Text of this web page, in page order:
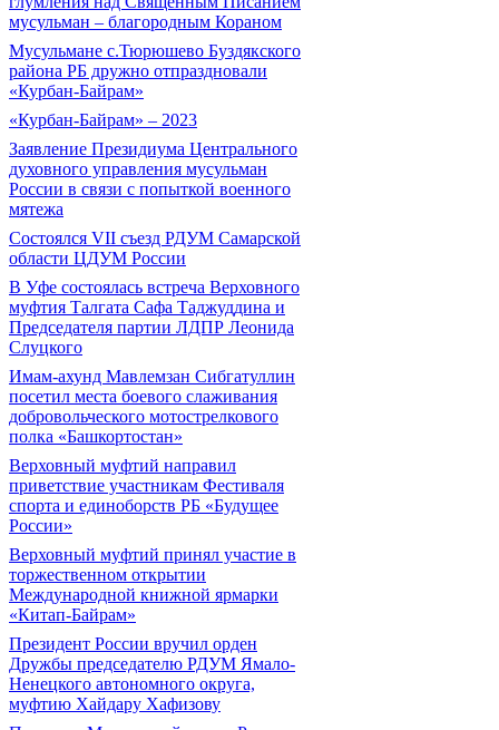
мусульман – благородным Кораном
Мусульмане с.Тюрюшево Буздякского
района РБ дружно отпраздновали
«Курбан-Байрам»
«Курбан-Байрам» – 2023
Заявление Президиума Центрального
духовного управления мусульман
России в связи с попыткой военного
мятежа
Состоялся VII съезд РДУМ Самарской
области ЦДУМ России
В Уфе состоялась встреча Верховного
муфтия Талгата Сафа Таджуддина и
Председателя партии ЛДПР Леонида
Слуцкого
Имам-ахунд Мавлемзан Сибгатуллин
посетил места боевого слаживания
добровольческого мотострелкового
полка «Башкортостан»
Верховный муфтий направил
приветствие участникам Фестиваля
спорта и единоборств РБ «Будущее
России»
Верховный муфтий принял участие в
торжественном открытии
Международной книжной ярмарки
«Китап-Байрам»
Президент России вручил орден
Дружбы председателю РДУМ Ямало-
Ненецкого автономного округа,
муфтию Хайдару Хафизову